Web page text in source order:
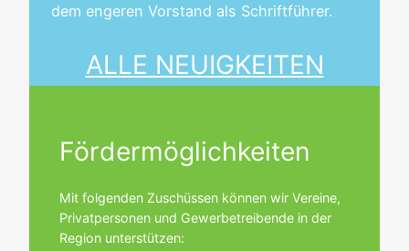
dem engeren Vorstand als Schriftführer.
ALLE NEUIGKEITEN
Fördermöglichkeiten
Mit folgenden Zuschüssen können wir Vereine,
Privatpersonen und Gewerbetreibende in der
Region unterstützen: